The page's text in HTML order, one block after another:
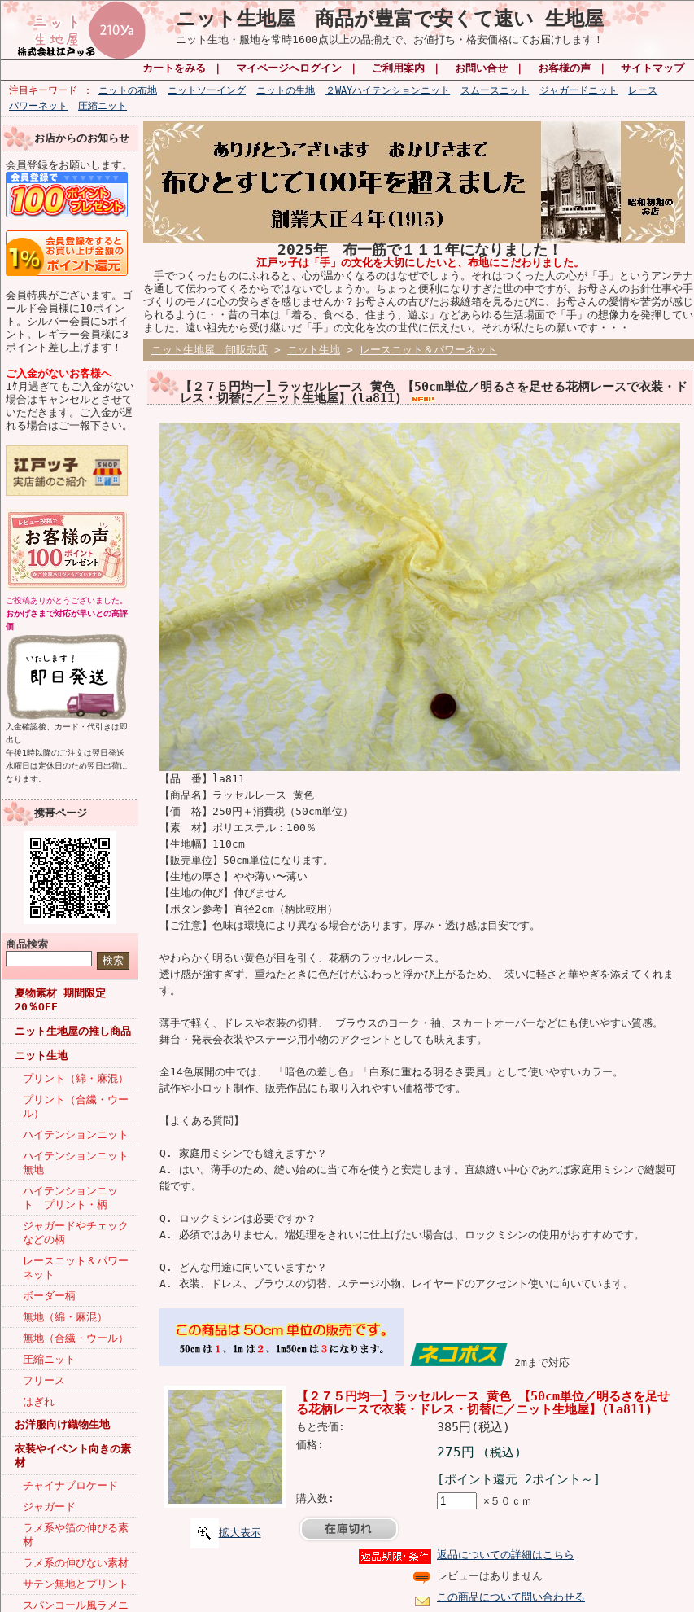
ニット生地屋 商品が豊富で安くて速い 生地屋
ニット生地・服地を常時1600点以上の品揃えで、お値打ち・格安価格にてお届けします！
カートをみる マイページへログイン ご利用案内 お問い合せ お客様の声 サイトマップ
注目キーワード ニットの布地 ニットソーイング ニットの生地 ２WAYハイテンションニット スムースニット ジャガードニット
レース
パワーネット
圧縮ニット
お店からのお知らせ
会員登録をお願いします。
会員特典がございます。ゴ
ールド会員様に10ポイン
ト。シルバー会員に5ポイ
ント。レギラー会員様に3
ポイント差し上げます！
ご入金がないお客様へ
1ｹ月過ぎてもご入金がない
場合はキャンセルとさせて
いただきます。ご入金が遅
れる場合はご一報下さい。
ご投稿ありがとうございました。
おかげさまで対応が早いとの高評
価
入金確認後、カード・代引きは即
出し
午後1時以降のご注文は翌日発送
水曜日は定休日のため翌日出荷に
なります。
携帯ページ
商品検索
夏物素材 期間限定
20％OFF
ニット生地屋の推し商品
ニット生地
プリント（綿・麻混）
プリント（合繊・ウー
ル）
ハイテンションニット
ハイテンションニット
無地
ハイテンションニッ
ト プリント・柄
ジャガードやチェック
などの柄
レースニット＆パワー
ネット
ボーダー柄
無地（綿・麻混）
無地（合繊・ウール）
圧縮ニット
フリース
はぎれ
お洋服向け織物生地
衣装やイベント向きの素
材
チャイナブロケード
ジャガード
ラメ系や箔の伸びる素
材
ラメ系の伸びない素材
サテン無地とプリント
スパンコール風ラメニ
2025年 布一筋で１１１年になりました！
江戸ッ子は「手」の文化を大切にしたいと、布地にこだわりました。
手でつくったものにふれると、心が温かくなるのはなぜでしょう。それはつくった人の心が「手」というアンテナ
を通して伝わってくるからではないでしょうか。ちょっと便利になりすぎた世の中ですが、お母さんのお針仕事や手
づくりのモノに心の安らぎを感じませんか？お母さんの古びたお裁縫箱を見るたびに、お母さんの愛情や苦労が感じ
られるように・・昔の日本は「着る、食べる、住まう、遊ぶ」などあらゆる生活場面で「手」の想像力を発揮してい
ました。遠い祖先から受け継いだ「手」の文化を次の世代に伝えたい。それが私たちの願いです・・・
ニット生地屋 卸販売店 > ニット生地 > レースニット＆パワーネット
【２７５円均一】ラッセルレース 黄色 【50cm単位／明るさを足せる花柄レースで衣装・ド
レス・切替に／ニット生地屋】(la811)
【品 番】la811
【商品名】ラッセルレース 黄色
【価 格】250円＋消費税（50cm単位）
【素 材】ポリエステル：100％
【生地幅】110cm
【販売単位】50cm単位になります。
【生地の厚さ】やや薄い〜薄い
【生地の伸び】伸びません
【ボタン参考】直径2cm（柄比較用）
【ご注意】色味は環境により異なる場合があります。厚み・透け感は目安です。
やわらかく明るい黄色が目を引く、花柄のラッセルレース。
透け感が強すぎず、重ねたときに色だけがふわっと浮かび上がるため、 装いに軽さと華やぎを添えてくれま
す。
薄手で軽く、ドレスや衣装の切替、 ブラウスのヨーク・袖、スカートオーバーなどにも使いやすい質感。
舞台・発表会衣装やステージ用小物のアクセントとしても映えます。
全14色展開の中では、 「暗色の差し色」「白系に重ねる明るさ要員」として使いやすいカラー。
試作や小ロット制作、販売作品にも取り入れやすい価格帯です。
【よくある質問】
Q. 家庭用ミシンでも縫えますか？
A. はい。薄手のため、縫い始めに当て布を使うと安定します。直線縫い中心であれば家庭用ミシンで縫製可
能です。
Q. ロックミシンは必要ですか？
A. 必須ではありません。端処理をきれいに仕上げたい場合は、ロックミシンの使用がおすすめです。
Q. どんな用途に向いていますか？
A. 衣装、ドレス、ブラウスの切替、ステージ小物、レイヤードのアクセント使いに向いています。
2mまで対応
拡大表示
【２７５円均一】ラッセルレース 黄色 【50cm単位／明るさを足せ
る花柄レースで衣装・ドレス・切替に／ニット生地屋】(la811)
もと売価: 385円(税込)
価格: 275円
(税込)
[ポイント還元 2ポイント～]
購入数: ×５０ｃｍ
返品についての詳細はこちら
レビューはありません
この商品について問い合わせる